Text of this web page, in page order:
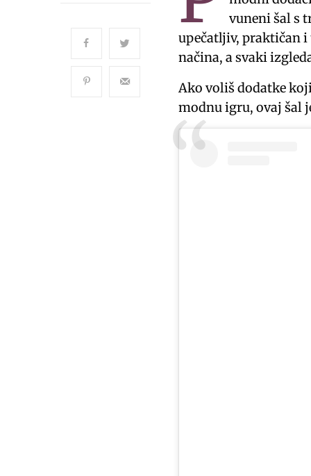
vuneni šal s
upečatljiv, praktičan
načina, a svaki
Ako voliš dodatke
modnu igru, ovaj šal